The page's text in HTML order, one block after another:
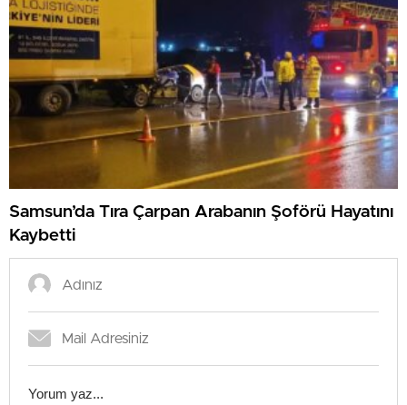
Samsun’da Tıra Çarpan Arabanın Şoförü Hayatını
Kaybetti